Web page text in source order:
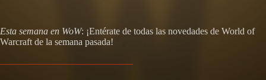
Esta semana en WoW: ¡Entérate de todas las novedades de World of
Warcraft de la semana pasada!